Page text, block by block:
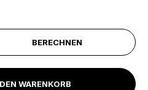
BERECHNEN
Wert
WARENKORB